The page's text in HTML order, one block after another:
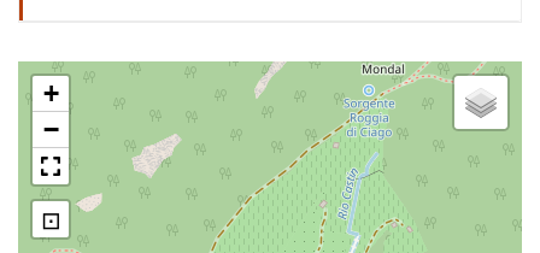
150 anni della Chiesa di san
Lorenzo a Ciago
Coristi di Ciago e Lon nella chiesa
di Ciago
+
−
⊡